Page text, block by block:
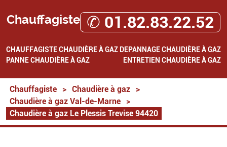
Chauffagiste ✆ 01.82.83.22.52
CHAUFFAGISTECHAUDIÈRE À GAZ DEPANNAGE CHAUDIÈRE À GAZ
PANNE CHAUDIÈRE À GAZ
ENTRETIEN CHAUDIÈRE À GAZ
Chauffagiste > Chaudière à gaz
>
Chaudière à gaz Val-de-Marne
>
Chaudière à gaz Le Plessis Trevise 94420